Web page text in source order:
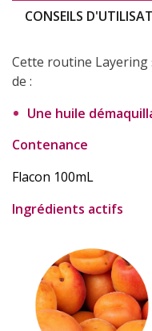
CONSEILS
Cette routine Layering
de :
Une huile
Contenance
Flacon 100mL
Ingrédients actifs